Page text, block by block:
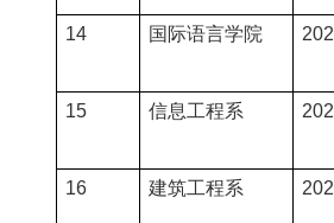
14
国际语言学院
15
信息工程系
16
建筑工程系